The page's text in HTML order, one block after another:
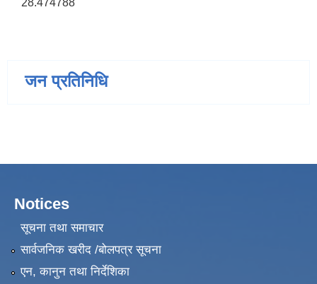
28.474788
जन प्रतिनिधि
Notices
सूचना तथा समाचार
सार्वजनिक खरीद /बोलपत्र सूचना
एन, कानुन तथा निर्देशिका